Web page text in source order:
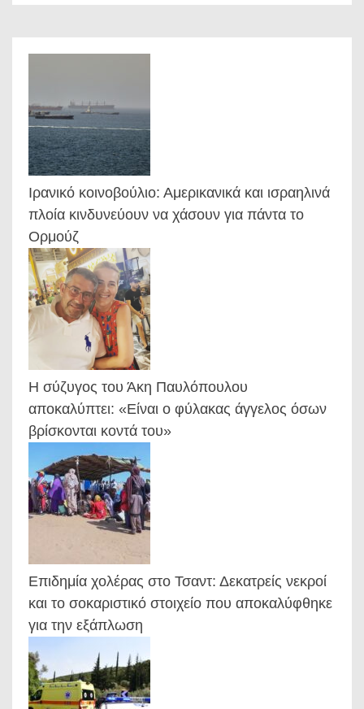
Ιρανικό κοινοβούλιο: Αμερικανικά και ισραηλινά
πλοία κινδυνεύουν να χάσουν για πάντα το
Ορμούζ
Η σύζυγος του Άκη Παυλόπουλου
αποκαλύπτει: «Είναι ο φύλακας άγγελος όσων
βρίσκονται κοντά του»
Επιδημία χολέρας στο Τσαντ: Δεκατρείς νεκροί
και το σοκαριστικό στοιχείο που αποκαλύφθηκε
για την εξάπλωση